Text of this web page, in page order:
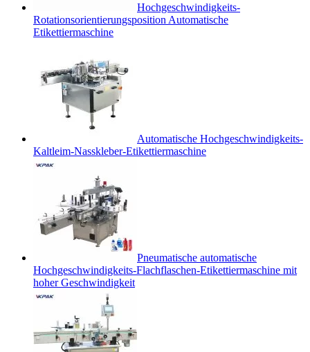
Hochgeschwindigkeits-
Rotationsorientierungsposition Automatische
Etikettiermaschine
Automatische Hochgeschwindigkeits-
Kaltleim-Nasskleber-Etikettiermaschine
Pneumatische automatische
Hochgeschwindigkeits-Flachflaschen-Etikettiermaschine mit
hoher Geschwindigkeit